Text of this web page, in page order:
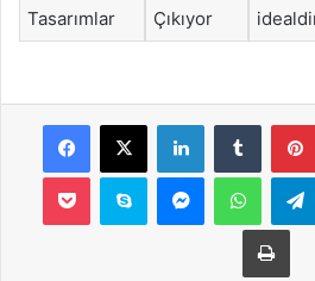
Tasarımlar
Çıkıyor
Facebook
X LinkedInTumblr
Pocket Skype Messenger